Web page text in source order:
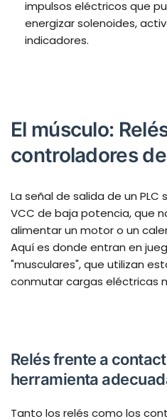
impulsos eléctricos que
energizar solenoides,
indicadores.
El músculo:
controladores
La señal de salida de un PLC
VCC de baja potencia, que
alimentar un motor o un
Aquí es donde entran en
"musculares", que utilizan
conmutar cargas eléctricas
Relés frente a
herramienta
Tanto los relés como los